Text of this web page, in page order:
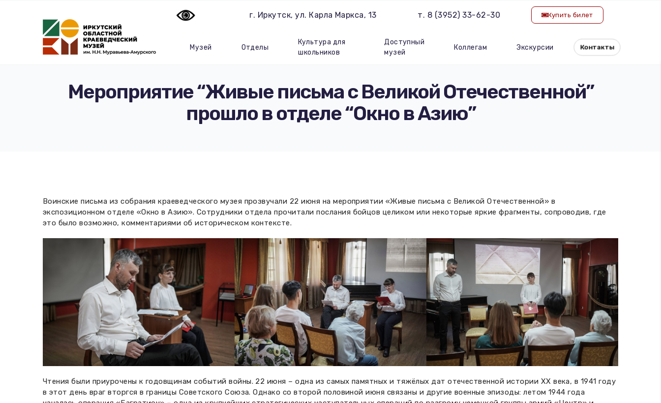
г. Иркутск, ул. Карла Маркса, 13 т. 8 (3952) 33-62-30 Купить билет
Музей Отделы
Культура для
школьников
Доступный
музей
Коллегам Экскурсии Контакты
Мероприятие “Живые письма с Великой Отечественной”
прошло в отделе “Окно в Азию”
Воинские письма из собрания краеведческого музея прозвучали 22 июня на мероприятии «Живые письма с Великой Отечественной» в
экспозиционном отделе «Окно в Азию». Сотрудники отдела прочитали послания бойцов целиком или некоторые яркие фрагменты, сопроводив, где
это было возможно, комментариями об историческом контексте.
Чтения были приурочены к годовщинам событий войны. 22 июня – одна из самых памятных и тяжёлых дат отечественной истории ХХ века, в 1941 году
в этот день враг вторгся в границы Советского Союза. Однако со второй половиной июня связаны и другие военные эпизоды: летом 1944 года